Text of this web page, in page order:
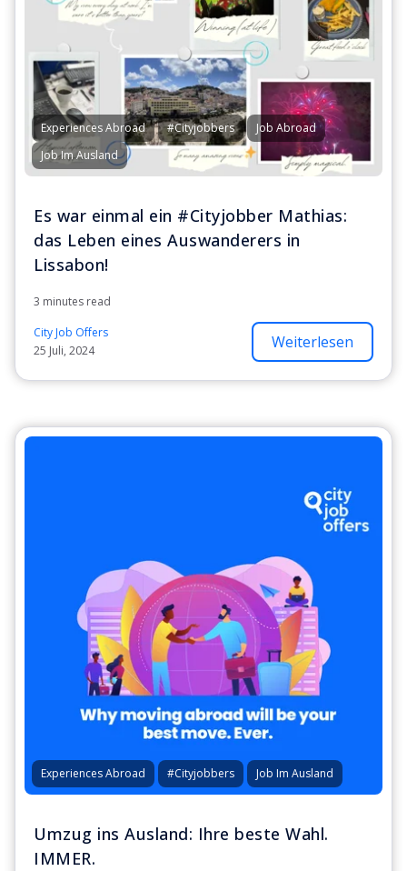
Experiences Abroad #Cityjobbers
Job Abroad
Job Im Ausland
Es war einmal ein #Cityjobber Mathias:
das Leben eines Auswanderers in
Lissabon!
3 minutes read
City Job Offers
25 Juli, 2024
Weiterlesen
Experiences Abroad #Cityjobbers Job Im Ausland
Umzug ins Ausland: Ihre beste Wahl.
IMMER.